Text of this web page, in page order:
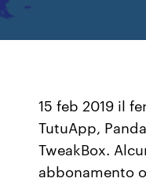
15 feb 2019 il
TutuApp,
TweakBox.
abbonamento